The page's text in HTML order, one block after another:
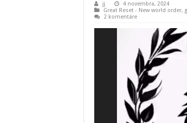
jj
4 novembra, 2024
Great Reset - New world order,
2 komentáre